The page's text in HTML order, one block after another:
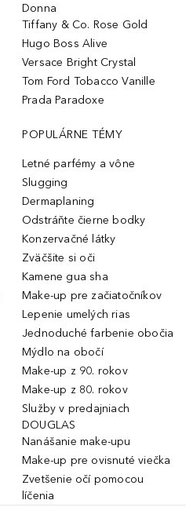
Donna
Tiffany & Co. Rose Gold
Hugo Boss Alive
Versace Bright Crystal
Tom Ford Tobacco Vanille
Prada Paradoxe
POPULÁRNE TÉMY
Letné parfémy a vône
Slugging
Dermaplaning
Odstráňte čierne bodky
Konzervačné látky
Zväčšite si oči
Kamene gua sha
Make-up pre začiatočníkov
Lepenie umelých rias
Jednoduché farbenie obočia
Mýdlo na obočí
Make-up z 90. rokov
Make-up z 80. rokov
Služby v predajniach
DOUGLAS
Nanášanie make-upu
Make-up pre ovisnuté viečka
Zvetšenie očí pomocou
líčenia